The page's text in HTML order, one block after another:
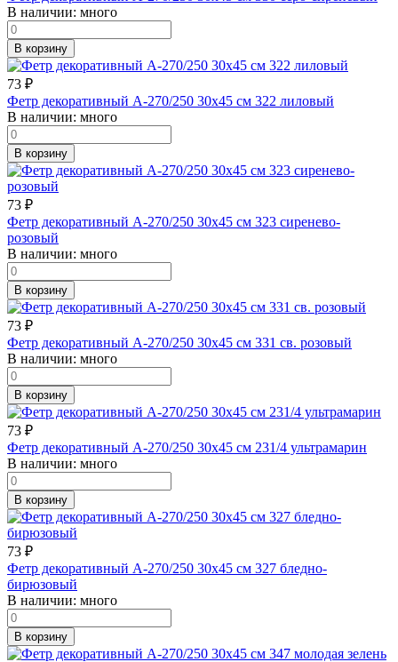
В наличии: много
В корзину
73 ₽
Фетр декоративный А-270/250 30х45 см 322 лиловый
В наличии: много
В корзину
73 ₽
Фетр декоративный А-270/250 30х45 см 323 сиренево-
розовый
В наличии: много
В корзину
73 ₽
Фетр декоративный А-270/250 30х45 см 331 св. розовый
В наличии: много
В корзину
73 ₽
Фетр декоративный А-270/250 30х45 см 231/4 ультрамарин
В наличии: много
В корзину
73 ₽
Фетр декоративный А-270/250 30х45 см 327 бледно-
бирюзовый
В наличии: много
В корзину